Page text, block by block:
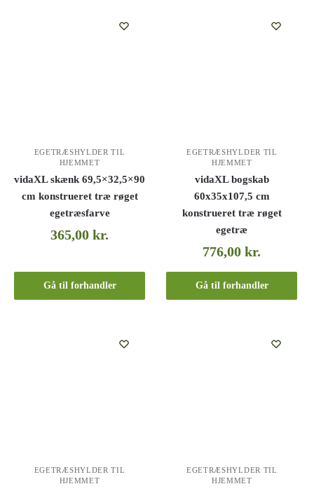
EGETRÆSHYLDER TIL
HJEMMET
vidaXL skænk 69,5×32,5×90
cm konstrueret træ røget
egetræsfarve
365,00kr.
Gå til forhandler
EGETRÆSHYLDER TIL
HJEMMET
vidaXL bogskab
60x35x107,5 cm
konstrueret træ røget
egetræ
776,00kr.
Gå til forhandler
EGETRÆSHYLDER TIL
HJEMMET
EGETRÆSHYLDER TIL
HJEMMET